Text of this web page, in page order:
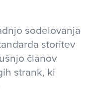
sodelovanja
storitev
članov
strank, ki